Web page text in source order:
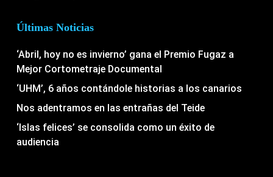
Últimas Noticias
‘Abril, hoy no es invierno’ gana el Premio Fugaz a
Mejor Cortometraje Documental
‘UHM’, 6 años contándole historias a los canarios
Nos adentramos en las entrañas del Teide
‘Islas felices’ se consolida como un éxito de
audiencia